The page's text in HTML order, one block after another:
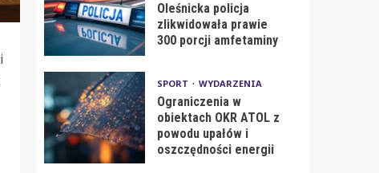
Oleśnicka policja
zlikwidowała prawie
300 porcji amfetaminy
SPORT WYDARZENIA
Ograniczenia w
obiektach OKR ATOL z
powodu upałów i
oszczędności energii